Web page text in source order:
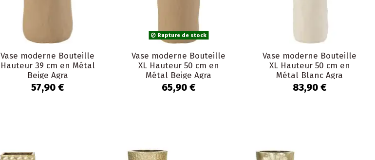
Vase moderne Bouteille
Hauteur 39 cm en Métal
Beige Agra
57,90 €
Rupture de stock
Vase moderne Bouteille
XL Hauteur 50 cm en
Métal Beige Agra
65,90 €
Vase moderne Bouteille
XL Hauteur 50 cm en
Métal Blanc Agra
83,90 €